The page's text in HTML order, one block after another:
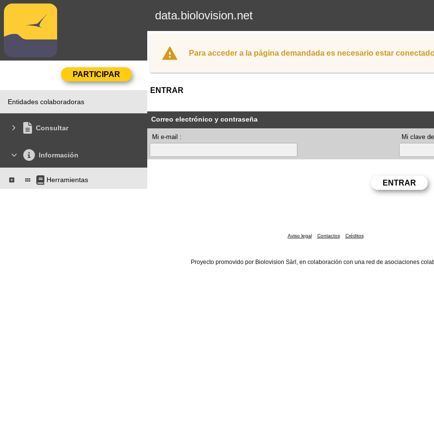
data.biolovision.net
Entidades colaboradoras
Consultar
Información
Herramientas
Para acceder a la página demandada es necesario estar
ENTRAR
Correo electrónico y contraseña
Mi e-mail : Mi clave
Aviso legal Contactos Créditos
Proyecto promovido por Biolovision Sàrl, en colaboración con una red de asociaciones